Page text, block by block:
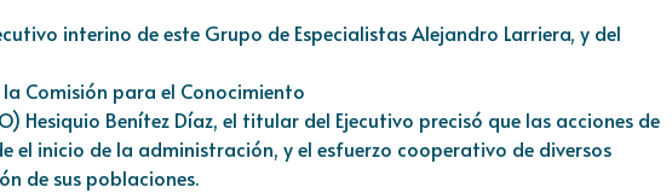
interino de este Grupo de Especialistas Alejandro Larriera, y del
Comisión para el Conocimiento
Hesiquio Benítez Díaz, el titular del Ejecutivo precisó que las acciones de
el inicio de la administración, y el esfuerzo cooperativo de diversos
de sus poblaciones.